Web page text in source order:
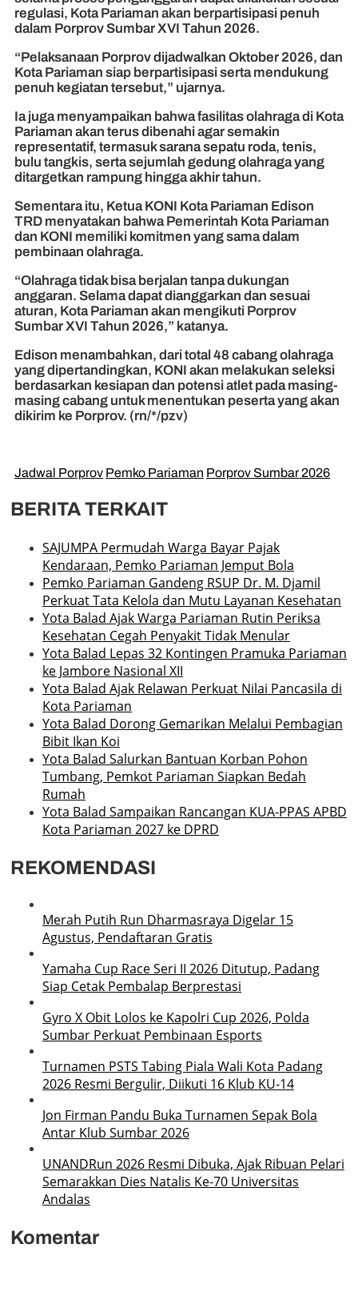
regulasi, Kota Pariaman akan berpartisipasi penuh
dalam Porprov Sumbar XVI Tahun 2026.
“Pelaksanaan Porprov dijadwalkan Oktober 2026, dan
Kota Pariaman siap berpartisipasi serta mendukung
penuh kegiatan tersebut,” ujarnya.
Ia juga menyampaikan bahwa fasilitas olahraga di Kota
Pariaman akan terus dibenahi agar semakin
representatif, termasuk sarana sepatu roda, tenis,
bulu tangkis, serta sejumlah gedung olahraga yang
ditargetkan rampung hingga akhir tahun.
Sementara itu, Ketua KONI Kota Pariaman Edison
TRD menyatakan bahwa Pemerintah Kota Pariaman
dan KONI memiliki komitmen yang sama dalam
pembinaan olahraga.
“Olahraga tidak bisa berjalan tanpa dukungan
anggaran. Selama dapat dianggarkan dan sesuai
aturan, Kota Pariaman akan mengikuti Porprov
Sumbar XVI Tahun 2026,” katanya.
Edison menambahkan, dari total 48 cabang olahraga
yang dipertandingkan, KONI akan melakukan seleksi
berdasarkan kesiapan dan potensi atlet pada masing-
masing cabang untuk menentukan peserta yang akan
dikirim ke Porprov. (rn/*/pzv)
Jadwal Porprov Pemko Pariaman Porprov Sumbar 2026
BERITA TERKAIT
SAJUMPA Permudah Warga Bayar Pajak
Kendaraan, Pemko Pariaman Jemput Bola
Pemko Pariaman Gandeng RSUP Dr. M. Djamil
Perkuat Tata Kelola dan Mutu Layanan Kesehatan
Yota Balad Ajak Warga Pariaman Rutin Periksa
Kesehatan Cegah Penyakit Tidak Menular
Yota Balad Lepas 32 Kontingen Pramuka Pariaman
ke Jambore Nasional XII
Yota Balad Ajak Relawan Perkuat Nilai Pancasila di
Kota Pariaman
Yota Balad Dorong Gemarikan Melalui Pembagian
Bibit Ikan Koi
Yota Balad Salurkan Bantuan Korban Pohon
Tumbang, Pemkot Pariaman Siapkan Bedah
Rumah
Yota Balad Sampaikan Rancangan KUA-PPAS APBD
Kota Pariaman 2027 ke DPRD
REKOMENDASI
Merah Putih Run Dharmasraya Digelar 15
Agustus, Pendaftaran Gratis
Yamaha Cup Race Seri II 2026 Ditutup, Padang
Siap Cetak Pembalap Berprestasi
Gyro X Obit Lolos ke Kapolri Cup 2026, Polda
Sumbar Perkuat Pembinaan Esports
Turnamen PSTS Tabing Piala Wali Kota Padang
2026 Resmi Bergulir, Diikuti 16 Klub KU-14
Jon Firman Pandu Buka Turnamen Sepak Bola
Antar Klub Sumbar 2026
UNANDRun 2026 Resmi Dibuka, Ajak Ribuan Pelari
Semarakkan Dies Natalis Ke-70 Universitas
Andalas
Komentar